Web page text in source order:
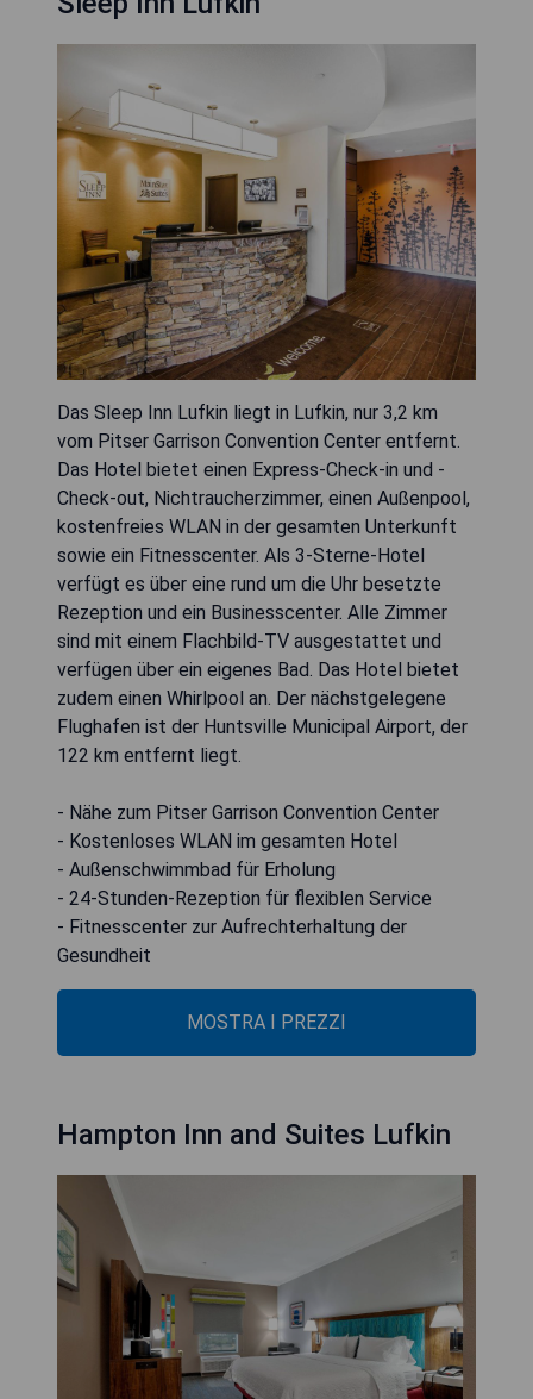
Das Sleep Inn Lufkin liegt in Lufkin, nur 3,2 km
vom Pitser Garrison Convention Center entfernt.
Das Hotel bietet einen Express-Check-in und -
Check-out, Nichtraucherzimmer, einen Außenpool,
kostenfreies WLAN in der gesamten Unterkunft
sowie ein Fitnesscenter. Als 3-Sterne-Hotel
verfügt es über eine rund um die Uhr besetzte
Rezeption und ein Businesscenter. Alle Zimmer
sind mit einem Flachbild-TV ausgestattet und
verfügen über ein eigenes Bad. Das Hotel bietet
zudem einen Whirlpool an. Der nächstgelegene
Flughafen ist der Huntsville Municipal Airport, der
122 km entfernt liegt.
- Nähe zum Pitser Garrison Convention Center
- Kostenloses WLAN im gesamten Hotel
- Außenschwimmbad für Erholung
- 24-Stunden-Rezeption für flexiblen Service
- Fitnesscenter zur Aufrechterhaltung der
Gesundheit
MOSTRA I PREZZI
Hampton Inn and Suites Lufkin